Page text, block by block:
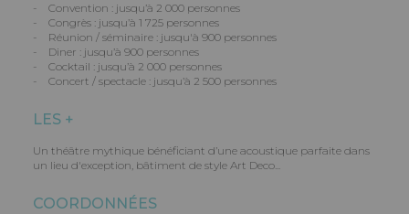
- Convention : jusqu’à 2 000 personnes
- Congrès : jusqu’à 1 725 personnes
- Réunion / séminaire : jusqu'à 900 personnes
- Diner : jusqu’à 900 personnes
- Cocktail : jusqu’à 2 000 personnes
- Concert / spectacle : jusqu’à 2 500 personnes
LES +
Un théâtre mythique bénéficiant d’une acoustique parfaite dans
un lieu d'exception, bâtiment de style Art Deco...
COORDONNÉES